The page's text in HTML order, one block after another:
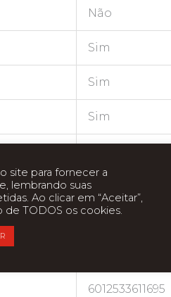
Não
Sim
Sim
Sim
24 pinos
6012533611695
site para fornecer a
lembrando suas
Ao clicar em “Aceitar”,
de TODOS os cookies.